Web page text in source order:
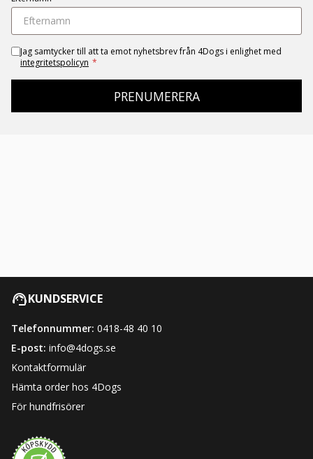
Jag samtycker till att ta emot nyhetsbrev från 4Dogs i enlighet med
integritetspolicyn *
PRENUMERERA
KUNDSERVICE
Telefonnummer: 0418-48 40 10
E-post: info@4dogs.se
Kontaktformulär
Hämta order hos 4Dogs
För hundfrisörer